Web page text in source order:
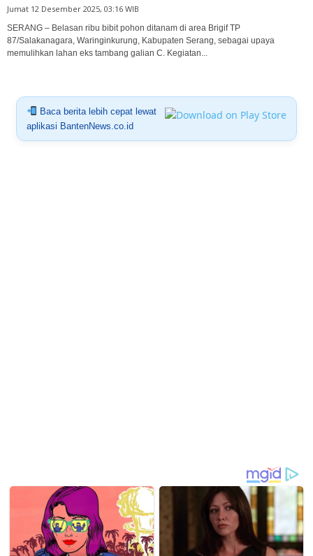
Jumat 12 Desember 2025, 03:16 WIB
SERANG – Belasan ribu bibit pohon ditanam di area Brigif TP
87/Salakanagara, Waringinkurung, Kabupaten Serang, sebagai upaya
memulihkan lahan eks tambang galian C. Kegiatan...
Baca berita lebih cepat lewat
aplikasi BantenNews.co.id